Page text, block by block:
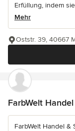
Erfüllung, indem
Mehr
Oststr. 39, 40667
FarbWelt
FarbWelt Handel